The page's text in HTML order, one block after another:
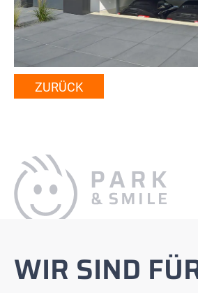
ZURÜCK
WIR SIND